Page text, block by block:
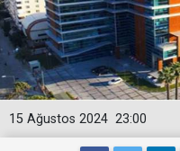
23:00
15 Ağustos 2024